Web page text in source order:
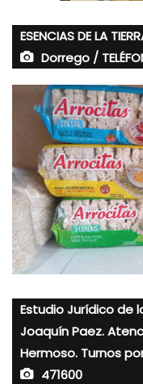
ESENCIAS DE LA
Dorrego /
Estudio Jurídico de
Joaquín Paez.
Hermoso. Turnos
471600